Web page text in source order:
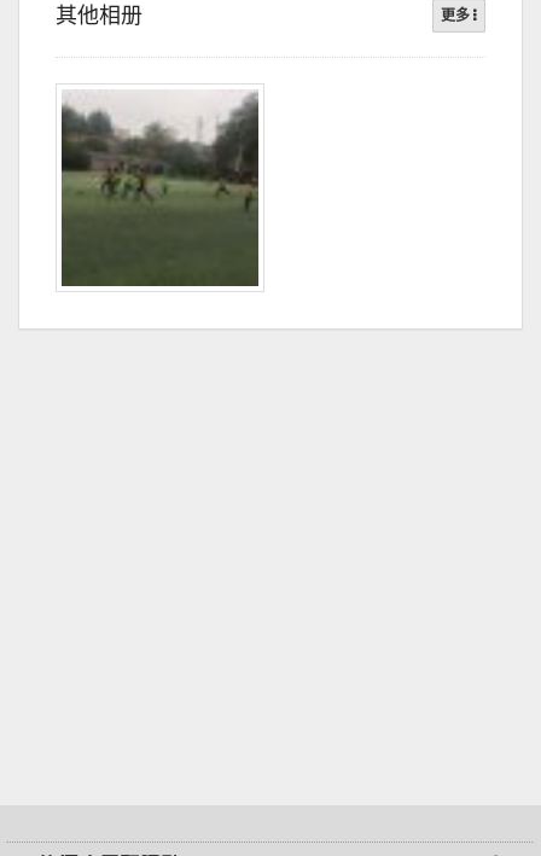
更多
其他相册